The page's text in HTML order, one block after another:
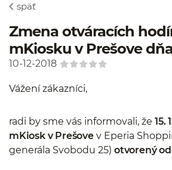
späť
Zmena otváracích
mKiosku v Prešove dňa
10-12-2018
Vážení zákazníci,
radi by sme vás informovali, že 15.
mKiosk v Prešovev Eperia
generála Svobodu 25) otvorený od